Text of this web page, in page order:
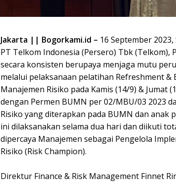
Jakarta || Bogorkami.id – 16 September
PT Telkom Indonesia (Persero) Tbk (Telkom),
secara konsisten berupaya menjaga mutu
melalui pelaksanaan pelatihan Refreshment &
Manajemen Risiko pada Kamis (14/9) & Jumat
dengan Permen BUMN per 02/MBU/03 2023
Risiko yang diterapkan pada BUMN dan anak
ini dilaksanakan selama dua hari dan diikuti
dipercaya Manajemen sebagai Pengelola
Risiko (Risk Champion).
Direktur Finance & Risk Management Finnet